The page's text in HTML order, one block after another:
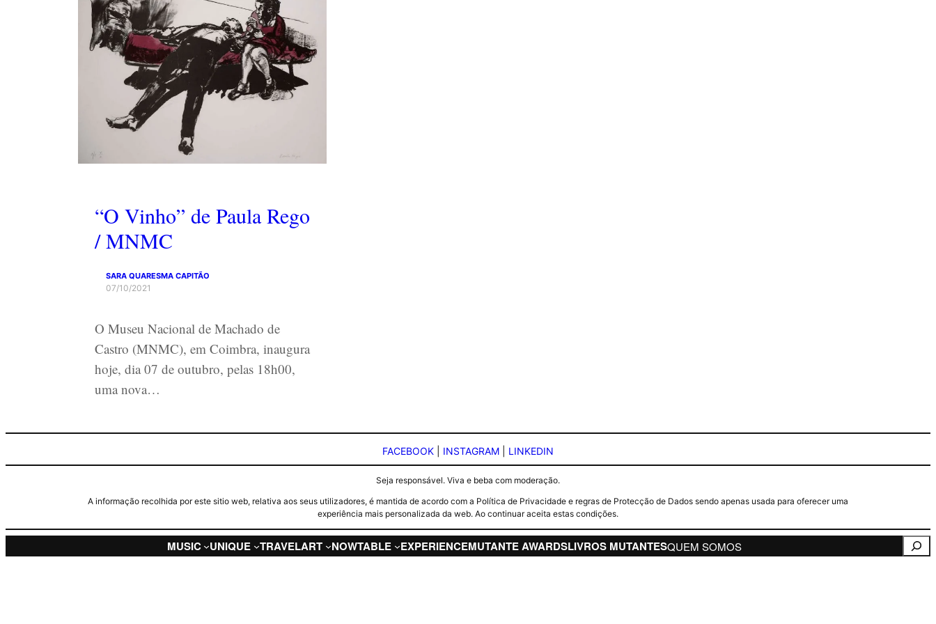
“O Vinho” de Paula Rego
/ MNMC
SARA QUARESMA CAPITÃO
07/10/2021
O Museu Nacional de Machado de
Castro (MNMC), em Coimbra, inaugura
hoje, dia 07 de outubro, pelas 18h00,
uma nova…
FACEBOOK INSTAGRAM LINKEDIN
Seja responsável. Viva e beba com moderação.
A informação recolhida por este sitio web, relativa aos seus utilizadores, é mantida de acordo com a Política de Privacidade e regras de Protecção de Dados sendo apenas usada para oferecer uma
experiência mais personalizada da web. Ao continuar aceita estas condições.
MUSIC UNIQUE TRAVELART NOWTABLE EXPERIENCEMUTANTE AWARDSLIVROS MUTANTESQUEM SOMOS